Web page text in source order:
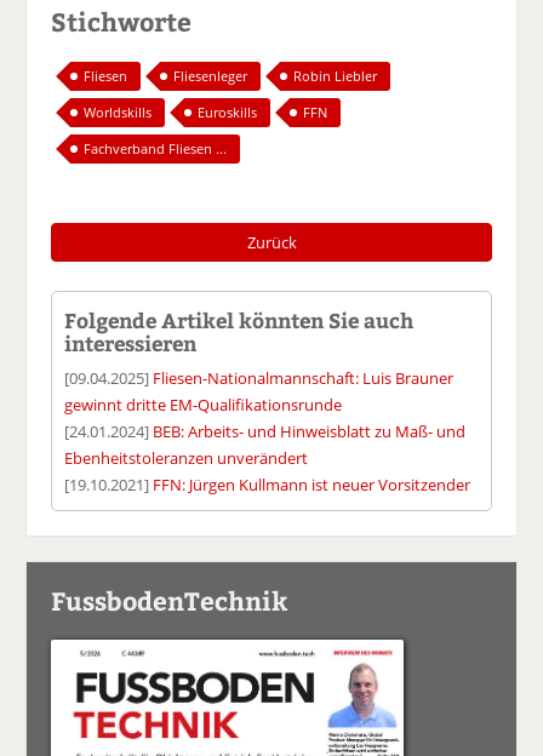
Stichworte
Fliesen Fliesenleger
Robin Liebler
Worldskills
Euroskills
FFN
Fachverband Fliesen ...
Zurück
Folgende Artikel könnten Sie auch
interessieren
[09.04.2025] Fliesen-Nationalmannschaft: Luis Brauner
gewinnt dritte EM-Qualifikationsrunde
[24.01.2024] BEB: Arbeits- und Hinweisblatt zu Maß- und
Ebenheitstoleranzen unverändert
[19.10.2021] FFN: Jürgen Kullmann ist neuer Vorsitzender
FussbodenTechnik